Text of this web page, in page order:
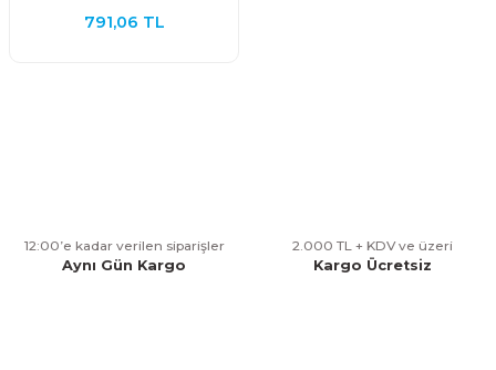
791,06 TL
12:00’e kadar verilen siparişler
Aynı Gün Kargo
2.000 TL + KDV ve üzeri
Kargo Ücretsiz